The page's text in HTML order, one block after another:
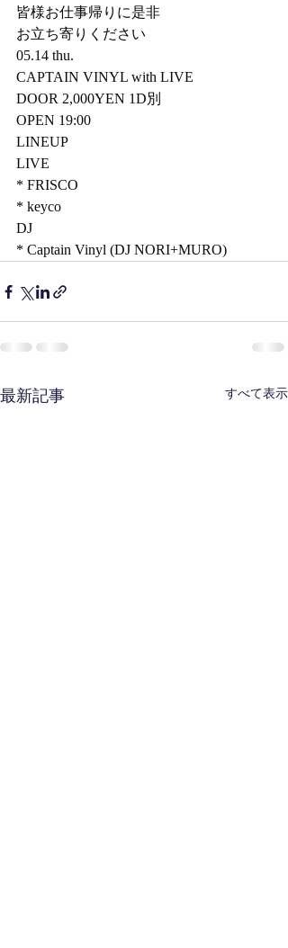
皆様お仕事帰りに是非
お立ち寄りください
05.14 thu.
CAPTAIN VINYL with LIVE
DOOR 2,000YEN 1D別
OPEN 19:00
LINEUP
LIVE
* FRISCO
* keyco
DJ
* Captain Vinyl (DJ NORI+MURO)
最新記事 すべて表示